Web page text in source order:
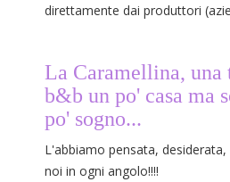
direttamente dai produttori
La Caramellina, una
b&b un po' casa ma
po' sogno...
L'abbiamo pensata,
noi in ogni angolo!!!!